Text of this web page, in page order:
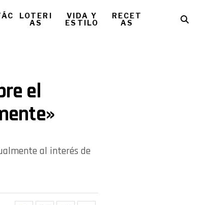
LOTERI
AS
VIDA Y
ESTILO
RECET
AS
el
al interés de